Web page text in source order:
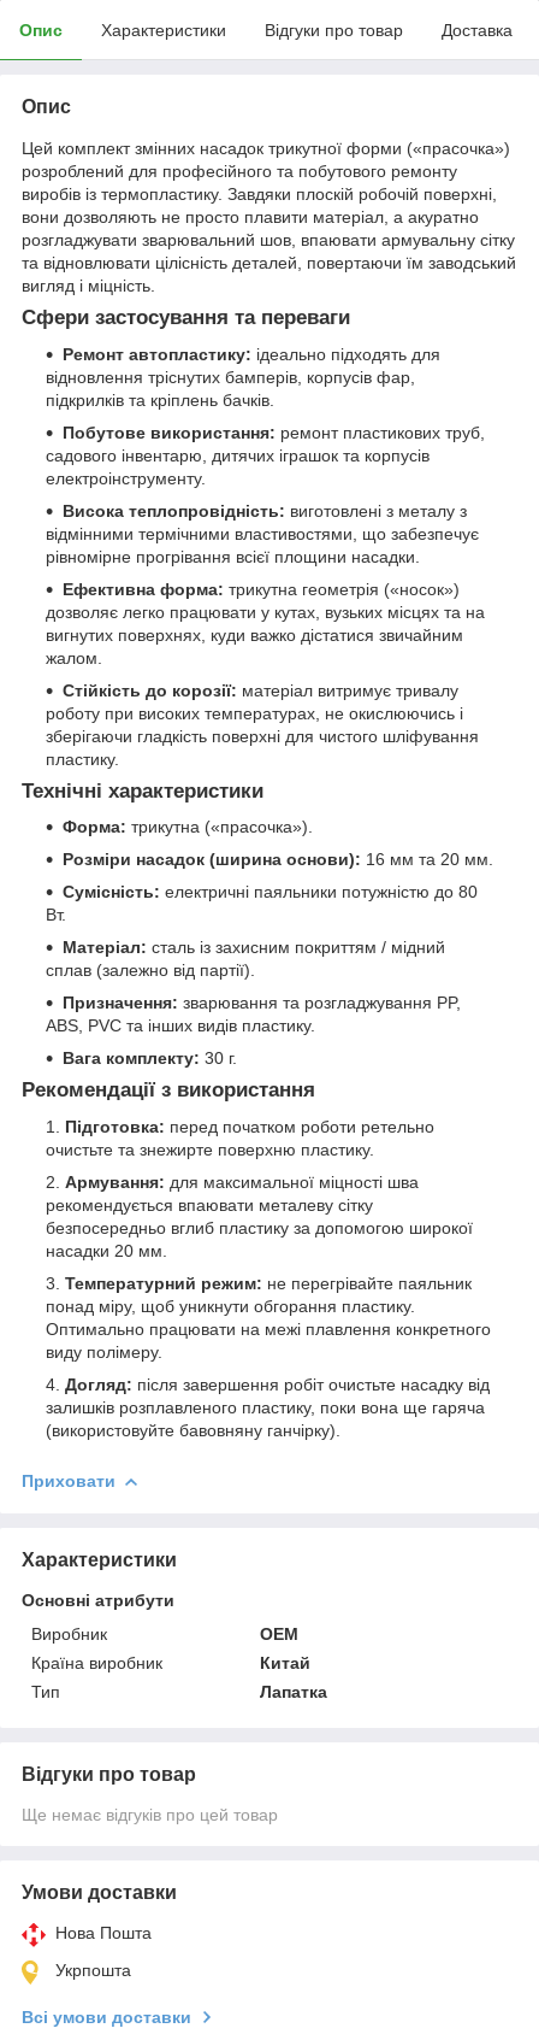
Опис Характеристики Відгуки про товар Доставка
Опис
Цей комплект змінних насадок трикутної форми («прасочка»)
розроблений для професійного та побутового ремонту
виробів із термопластику. Завдяки плоскій робочій поверхні,
вони дозволяють не просто плавити матеріал, а акуратно
розгладжувати зварювальний шов, впаювати армувальну сітку
та відновлювати цілісність деталей, повертаючи їм заводський
вигляд і міцність.
Сфери застосування та переваги
Ремонт автопластику: ідеально підходять для
відновлення тріснутих бамперів, корпусів фар,
підкрилків та кріплень бачків.
Побутове використання: ремонт пластикових труб,
садового інвентарю, дитячих іграшок та корпусів
електроінструменту.
Висока теплопровідність: виготовлені з металу з
відмінними термічними властивостями, що забезпечує
рівномірне прогрівання всієї площини насадки.
Ефективна форма: трикутна геометрія («носок»)
дозволяє легко працювати у кутах, вузьких місцях та на
вигнутих поверхнях, куди важко дістатися звичайним
жалом.
Стійкість до корозії: матеріал витримує тривалу
роботу при високих температурах, не окислюючись і
зберігаючи гладкість поверхні для чистого шліфування
пластику.
Технічні характеристики
Форма: трикутна («прасочка»).
Розміри насадок (ширина основи): 16 мм та 20 мм.
Сумісність: електричні паяльники потужністю до 80
Вт.
Матеріал: сталь із захисним покриттям / мідний
сплав (залежно від партії).
Призначення: зварювання та розгладжування PP,
ABS, PVC та інших видів пластику.
Вага комплекту: 30 г.
Рекомендації з використання
Підготовка: перед початком роботи ретельно
очистьте та знежирте поверхню пластику.
Армування: для максимальної міцності шва
рекомендується впаювати металеву сітку
безпосередньо вглиб пластику за допомогою широкої
насадки 20 мм.
Температурний режим: не перегрівайте паяльник
понад міру, щоб уникнути обгорання пластику.
Оптимально працювати на межі плавлення конкретного
виду полімеру.
Догляд: після завершення робіт очистьте насадку від
залишків розплавленого пластику, поки вона ще гаряча
(використовуйте бавовняну ганчірку).
Приховати
Характеристики
Основні атрибути
Виробник
OEM
Країна виробник
Китай
Тип
Лапатка
Відгуки про товар
Ще немає відгуків про цей товар
Умови доставки
Нова Пошта
Укрпошта
Всі умови доставки